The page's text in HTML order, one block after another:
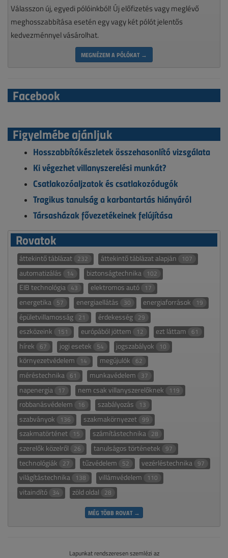
Válasszon új, egyedi pólóinkból! Új előfizetés vagy meglévő
meghosszabbítása esetén egy vagy két pólót jelentős
kedvezménnyel vásárolhat.
MEGNÉZEM A PÓLÓKAT →
Facebook
Figyelmébe ajánljuk
Hosszabbítókészletek összehasonlító vizsgálata
Ki végezhet villanyszerelési munkát?
Csatlakozóaljzatok és csatlakozódugók
Tragikus tanulság a karbantartás hiányáról
Társasházak fővezetékeinek felújítása
Rovatok
áttekintő táblázat 232 áttekintő táblázat alapján 107
automatizálás 14 biztonságtechnika 102
EIB technológia 43 elektromos autó 17
energetika 57 energiaellátás 30 energiaforrások 19
épületvillamosság 21 érdekesség 29
eszközeink 151 európából jöttem 12 ezt láttam 61
hírek 67 jogi esetek 54 jogszabályok 10
környezetvédelem 14 megújulók 62
méréstechnika 61 munkavédelem 37
napenergia 17 nem csak villanyszerelőknek 119
robbanásvédelem 16 szabályozás 13
szabványok 136 szakmakörnyezet 99
szakmatörténet 15 számítástechnika 28
szerelők közelről 26 tanulságos történetek 97
technológiák 27 tűzvédelem 52 vezérléstechnika 97
világítástechnika 138 villámvédelem 110
vitaindító 34 zöld oldal 28
MÉG TÖBB ROVAT →
Lapunkat rendszeresen szemlézi az